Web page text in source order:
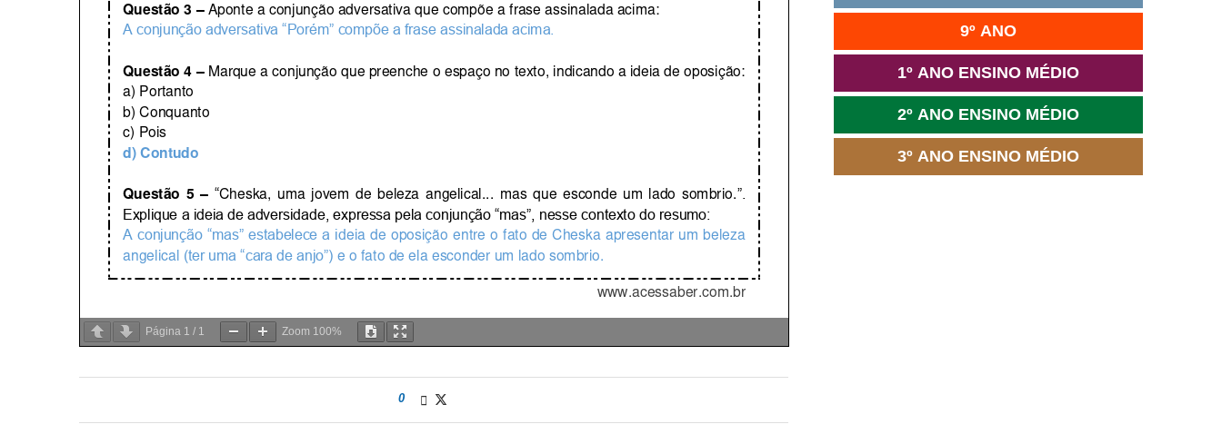
Página 1 / 1 Zoom 100%
0
9º ANO
1º ANO ENSINO MÉDIO
2º ANO ENSINO MÉDIO
3º ANO ENSINO MÉDIO